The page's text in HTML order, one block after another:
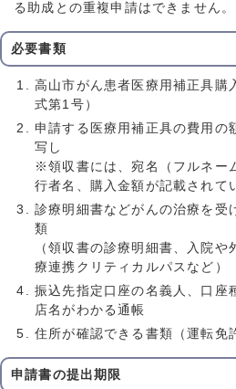
る助成との重複申請はできません。
必要書類
高山市がん患者医療用補正具購
式第1号）
申請する医療用補正具の費用の
写し
※領収書には、宛名（フルネー
行者名、購入金額が記載されて
診療明細書などがんの治療を受
類
（領収書の診療明細書、入院
療連携クリティカルパスなど）
振込先指定口座の名義人、口座
店名がわかる通帳
住所が確認できる書類（運転免
申請書の提出期限